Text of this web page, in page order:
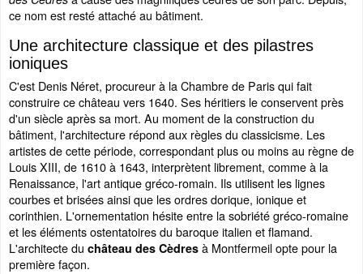
ce nom est resté attaché au bâtiment.
Une architecture classique et des pilastres
ioniques
C'est Denis Néret, procureur à la Chambre de Paris qui fait
construire ce château vers 1640. Ses héritiers le conservent près
d'un siècle après sa mort. Au moment de la construction du
bâtiment, l'architecture répond aux règles du classicisme. Les
artistes de cette période, correspondant plus ou moins au règne de
Louis XIII, de 1610 à 1643, interprètent librement, comme à la
Renaissance, l'art antique gréco-romain. Ils utilisent les lignes
courbes et brisées ainsi que les ordres dorique, ionique et
corinthien. L'ornementation hésite entre la sobriété gréco-romaine
et les éléments ostentatoires du baroque italien et flamand.
L'architecte du château des Cèdres à Montfermeil opte pour la
première façon.